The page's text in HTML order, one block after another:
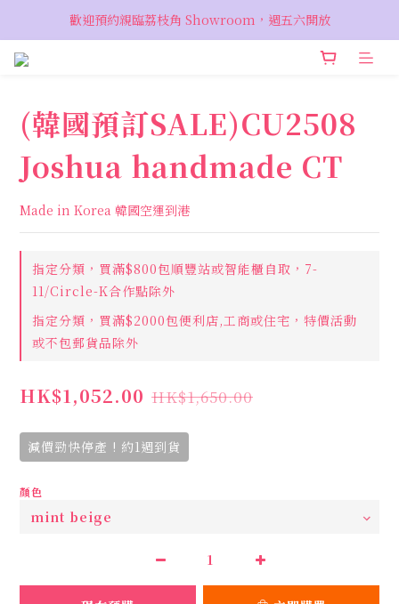
VIP 輸入優惠代碼『VIPSALE』可享折上折優惠，低至78折
歡迎預約親臨荔枝角 Showroom，週五六開放
VIP 輸入優惠代碼『VIPSALE』可享折上折優惠，低至78折
(韓國預訂SALE)CU2508
Joshua handmade CT
Made in Korea 韓國空運到港
指定分類，買滿$800包順豐站或智能櫃自取，7-
11/Circle-K合作點除外
指定分類，買滿$2000包便利店,工商或住宅，特價活動
或不包郵貨品除外
HK$1,052.00 HK$1,650.00
減價勁快停產 ! 約1週到貨
顏色